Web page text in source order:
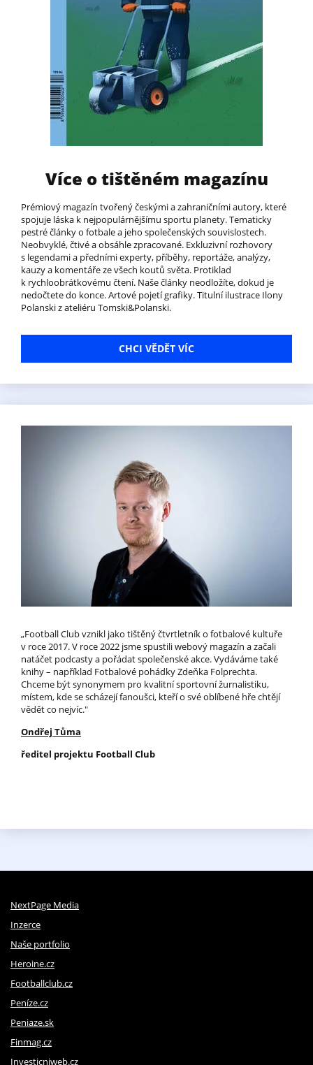
Více o tištěném magazínu
Prémiový magazín tvořený českými a zahraničními autory, které
spojuje láska k nejpopulárnějšímu sportu planety. Tematicky
pestré články o fotbale a jeho společenských souvislostech.
Neobvyklé, čtivé a obsáhle zpracované. Exkluzivní rozhovory
s legendami a předními experty, příběhy, reportáže, analýzy,
kauzy a komentáře ze všech koutů světa. Protiklad
k rychloobrátkovému čtení. Naše články neodložíte, dokud je
nedočtete do konce. Artové pojetí grafiky. Titulní ilustrace Ilony
Polanski z ateliéru Tomski&Polanski.
CHCI VĚDĚT VÍC
„Football Club vznikl jako tištěný čtvrtletník o fotbalové kultuře
v roce 2017. V roce 2022 jsme spustili webový magazín a začali
natáčet podcasty a pořádat společenské akce. Vydáváme také
knihy – například Fotbalové pohádky Zdeňka Folprechta.
Chceme být synonymem pro kvalitní sportovní žurnalistiku,
místem, kde se scházejí fanoušci, kteří o své oblíbené hře chtějí
vědět co nejvíc."
Ondřej Tůma
ředitel projektu Football Club
NextPage Media
Inzerce
Naše portfolio
Heroine.cz
Footballclub.cz
Peníze.cz
Peniaze.sk
Finmag.cz
Investicniweb.cz